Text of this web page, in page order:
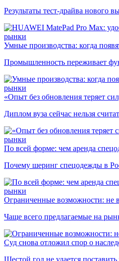
Результаты тест-драйва нового
рынки
Умные производства: когда
Промышленность переживает
рынки
«Опыт без обновления теряет
Диплом вуза сейчас нельзя
рынки
По всей форме: чем аренда
Почему шеринг спецодежды в
рынки
Ограниченные возможности: не
Чаще всего предлагаемые на
Суд снова отложил спор о
Шестой год не удается